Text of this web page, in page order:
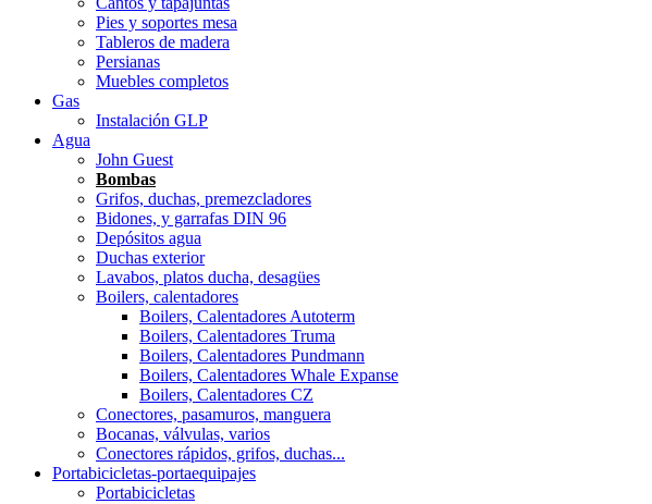
Pies y soportes mesa
Tableros de madera
Persianas
Muebles completos
Gas
Instalación GLP
Agua
John Guest
Bombas
Grifos, duchas, premezcladores
Bidones, y garrafas DIN 96
Depósitos agua
Duchas exterior
Lavabos, platos ducha, desagües
Boilers, calentadores
Boilers, Calentadores Autoterm
Boilers, Calentadores Truma
Boilers, Calentadores Pundmann
Boilers, Calentadores Whale Expanse
Boilers, Calentadores CZ
Conectores, pasamuros, manguera
Bocanas, válvulas, varios
Conectores rápidos, grifos, duchas...
Portabicicletas-portaequipajes
Portabicicletas